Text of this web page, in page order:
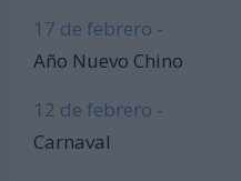
17 de febrero -
Año Nuevo Chino
12 de febrero -
Carnaval